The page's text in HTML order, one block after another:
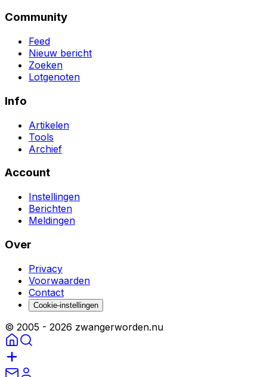
Community
Feed
Nieuw bericht
Zoeken
Lotgenoten
Info
Artikelen
Tools
Archief
Account
Instellingen
Berichten
Meldingen
Over
Privacy
Voorwaarden
Contact
Cookie-instellingen
© 2005 - 2026 zwangerworden.nu